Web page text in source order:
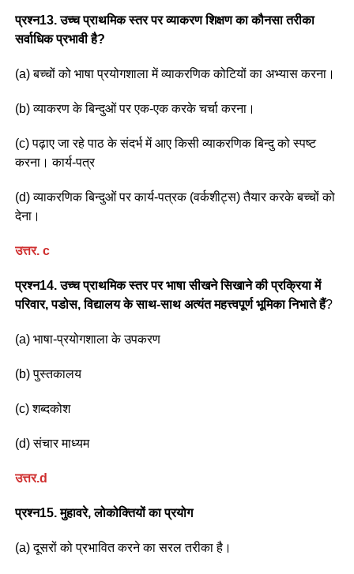
प्रश्न13. उच्च प्राथमिक स्तर पर व्याकरण शिक्षण का कौनसा तरीका
सर्वाधिक प्रभावी है?
(a) बच्चों को भाषा प्रयोगशाला में व्याकरणिक कोटियों का अभ्यास करना।
(b) व्याकरण के बिन्दुओं पर एक-एक करके चर्चा करना।
(c) पढ़ाए जा रहे पाठ के संदर्भ में आए किसी व्याकरणिक बिन्दु को स्पष्ट
करना। कार्य-पत्र
(d) व्याकरणिक बिन्दुओं पर कार्य-पत्रक (वर्कशीट्स) तैयार करके बच्चों को
देना।
उत्तर. c
प्रश्न14. उच्च प्राथमिक स्तर पर भाषा सीखने सिखाने की प्रक्रिया में
परिवार, पडोस, विद्यालय के साथ-साथ अत्यंत महत्त्वपूर्ण भूमिका निभाते हैं?
(a) भाषा-प्रयोगशाला के उपकरण
(b) पुस्तकालय
(c) शब्दकोश
(d) संचार माध्यम
उत्तर.d
प्रश्न15. मुहावरे, लोकोक्तियों का प्रयोग
(a) दूसरों को प्रभावित करने का सरल तरीका है।